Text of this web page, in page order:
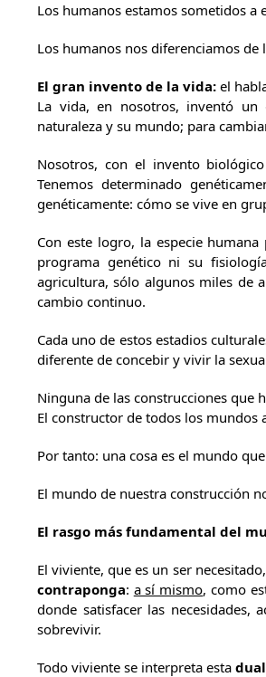
Los humanos estamos sometidos a
Los humanos nos diferenciamos de
El gran invento de la vida: el
La vida, en nosotros, inventó un
naturaleza y su mundo; para
Nosotros, con el invento
Tenemos determinado
genéticamente: cómo se vive en
Con este logro, la especie
programa genético ni su
agricultura, sólo algunos miles de
cambio continuo.
Cada uno de estos estadios
diferente de concebir y vivir la
Ninguna de las construcciones que
El constructor de todos los mundos
Por tanto: una cosa es el mundo
El mundo de nuestra construcción
El rasgo más fundamental del
El viviente, que es un ser
contraponga: a sí mismo, como
donde satisfacer las necesidades,
sobrevivir.
Todo viviente se interpreta esta